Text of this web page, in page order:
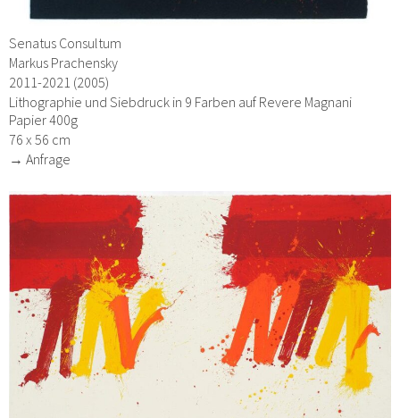
Senatus Consultum
Markus Prachensky
2011-2021 (2005)
Lithographie und Siebdruck in 9 Farben auf Revere Magnani
Papier 400g
76 x 56 cm
→ Anfrage